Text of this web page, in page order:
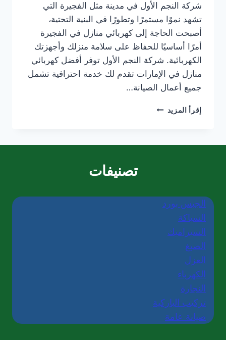
شركة النجم الأول في مدينة مثل الفجيرة التي
تشهد نموًا مستمرًا وتطورًا في البنية التحتية،
أصبحت الحاجة إلى كهربائي منازل في الفجيرة
أمرًا أساسيًا للحفاظ على سلامة منزلك وأجهزتك
الكهربائية. شركة النجم الأول توفر أفضل كهربائي
منازل في الإمارات تقدم لك خدمة احترافية تشمل
جميع أعمال الصيانة…
إقرأ المزيد كهربائي
تصنيفات
الجبس بورد
السباكة
السيراميك
الصبغ
العزل
الكهرباء
النجارة
تركيب الباركية
صيانة عامة